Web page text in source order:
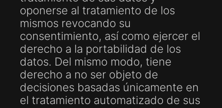
oponerse al tratamiento de los
mismos revocando su
consentimiento, así como ejercer el
derecho a la portabilidad de los
datos. Del mismo modo, tiene
derecho a no ser objeto de
decisiones basadas únicamente en
el tratamiento automatizado de sus